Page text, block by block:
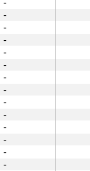
-
-
-
-
-
-
-
-
-
-
-
-
-